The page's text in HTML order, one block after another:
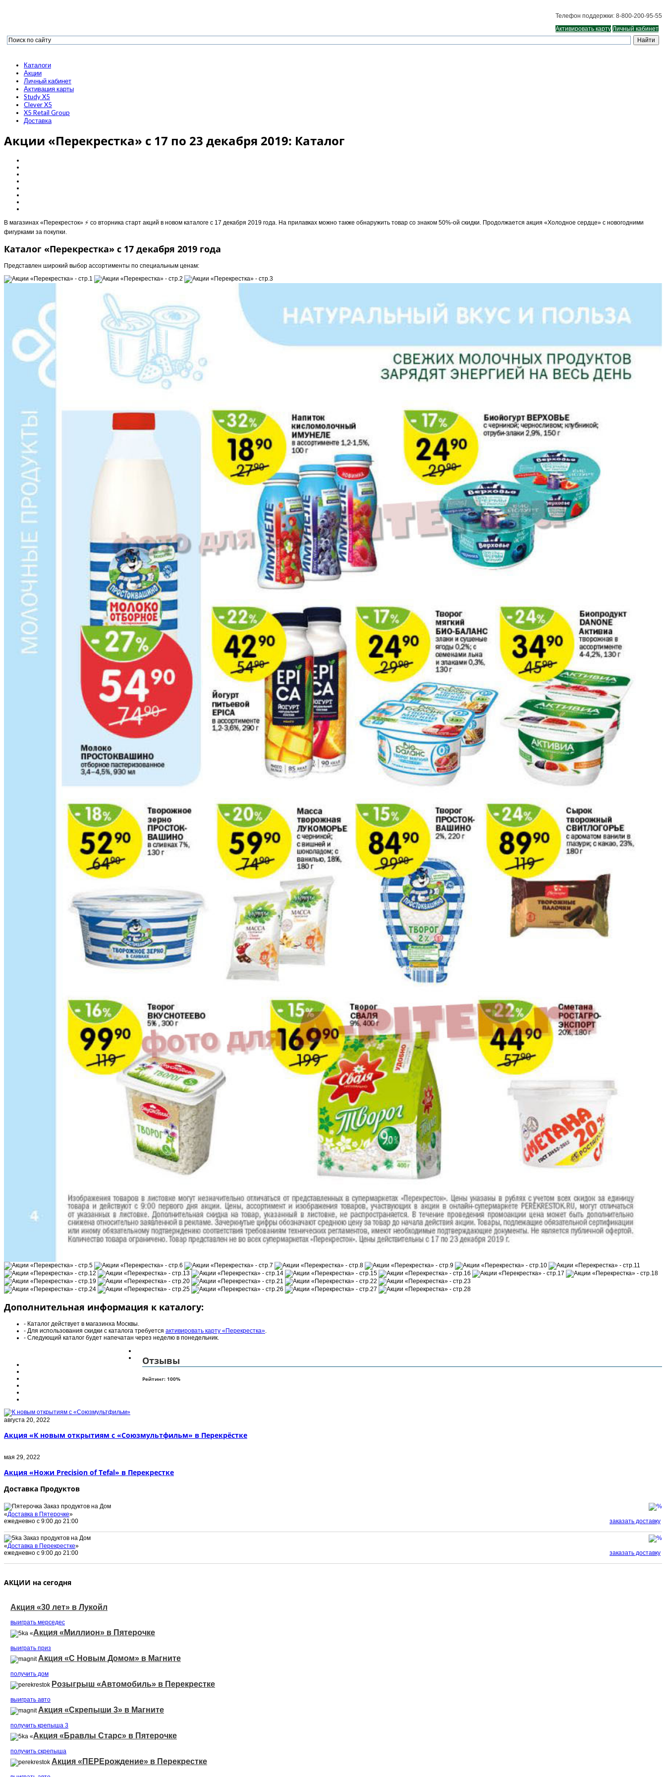
Телефон поддержки: 8-800-200-95-55
Активировать карту Личный кабинет
Каталоги
Акции
Личный кабинет
Активация карты
Study X5
Clever X5
X5 Retail Group
Доставка
Акции «Перекрестка» с 17 по 23 декабря 2019: Каталог
В магазинах «Перекресток» ⚡️ со вторника старт акций в новом каталоге с 17 декабря 2019 года. На прилавках можно также обнаружить товар со знаком 50%-ой скидки. Продолжается акция «Холодное сердце» с новогодними
фигурками за покупки.
Каталог «Перекрестка» с 17 декабря 2019 года
Представлен широкий выбор ассортименты по специальным ценам:
Дополнительная информация к каталогу:
- Каталог действует в магазинха Москвы.
- Для использования скидки с каталога требуется активировать карту «Перекрестка».
- Следующий каталог будет напечатан через неделю в понедельник.
Отзывы
Рейтинг: 100%
августа 20, 2022
Акция «К новым открытиям с «Союзмультфильм» в Перекрёстке
мая 29, 2022
Акция «Ножи Precision of Tefal» в Перекрестке
Доставка Продуктов
Заказ продуктов на Дом
«Доставка в Пятерочке»
ежедневно с 9:00 до 21:00
заказать доставку
Заказ продуктов на Дом
«Доставка в Перекрестке»
ежедневно с 9:00 до 21:00
заказать доставку
АКЦИИ на сегодня
Акция «30 лет» в Лукойл
выиграть мерседеc
«Акция «Миллион» в Пятерочке
выиграть приз
Акция «С Новым Домом» в Магните
получить дом
Розыгрыш «Автомобиль» в Перекрестке
выиграть авто
Акция «Скрепыши 3» в Магните
получить крепыша 3
«Акция «Бравлы Старс» в Пятерочке
получить скрепыша
Акция «ПЕРЕрождение» в Перекрестке